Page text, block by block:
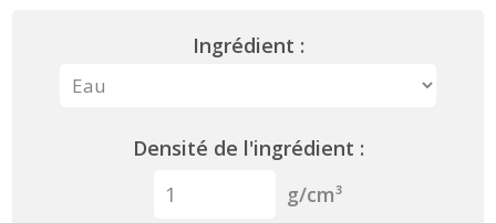
Ingrédient :
Densité de l'ingrédient :
g/cm³